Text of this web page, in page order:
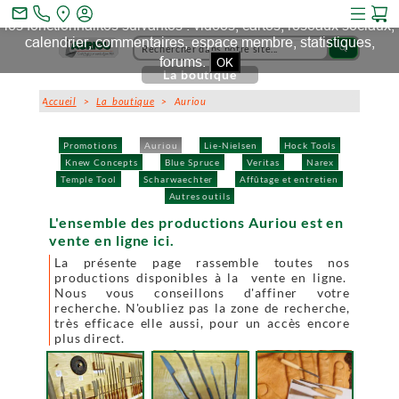
search
Promotions Auriou Lie-Nielsen
Hock Tools
Knew Concepts
Blue Spruce Veritas
Narex
Temple Tool
Scharwaechter
Affûtage et entretien
Autres outils
La boutique
Accueil >La boutique > Auriou
L'ensemble des productions Auriou est en
vente en ligne ici.
La présente page rassemble toutes nos
productions disponibles à la vente en ligne.
Nous vous conseillons d'affiner votre
recherche. N'oubliez pas la zone de recherche,
très efficace elle aussi, pour un accès encore
plus direct.
mail_outline
Ce site et des sites tiers qu'il utilise collectent des cookies pour
les fonctionnalités suivantes : vidéos, cartes, réseaux sociaux,
calendrier, commentaires, espace membre, statistiques,
forums. OK